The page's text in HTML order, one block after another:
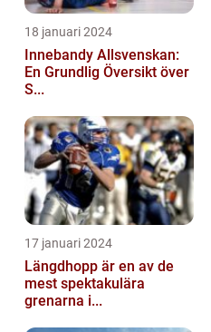
18 januari 2024
Innebandy Allsvenskan:
En Grundlig Översikt över
S...
17 januari 2024
Längdhopp är en av de
mest spektakulära
grenarna i...